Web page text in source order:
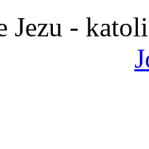
Jezu -